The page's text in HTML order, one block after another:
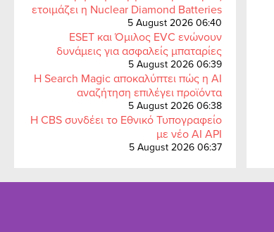
ετοιμάζει η Nuclear Diamond Batteries
5 August 2026 06:40
ESET και Όμιλος EVC ενώνουν
δυνάμεις για ασφαλείς μπαταρίες
5 August 2026 06:39
Η Search Magic αποκαλύπτει πώς η AI
αναζήτηση επιλέγει προϊόντα
5 August 2026 06:38
Η CBS συνδέει το Εθνικό Τυπογραφείο
με νέο AI API
5 August 2026 06:37